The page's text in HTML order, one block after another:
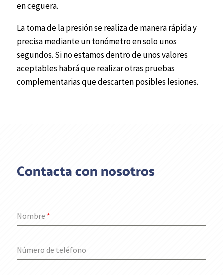
en ceguera.
La toma de la presión se realiza de manera rápida y
precisa mediante un tonómetro en solo unos
segundos. Si no estamos dentro de unos valores
aceptables habrá que realizar otras pruebas
complementarias que descarten posibles lesiones.
Contacta con nosotros
Nombre *
Número de teléfono